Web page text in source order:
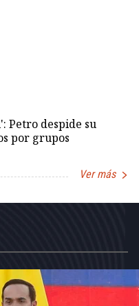
Petro despide su
por grupos
Ver más